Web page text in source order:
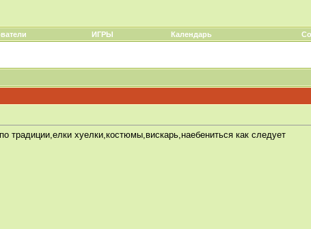
ИГРЫ Календарь
традиции,елки хуелки,костюмы,вискарь,наебениться как следует